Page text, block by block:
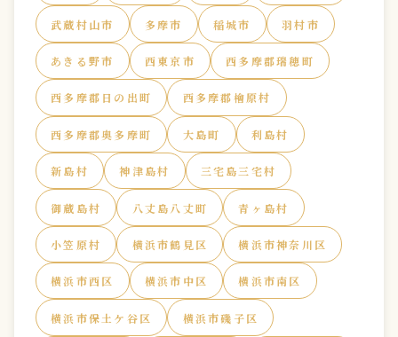
武蔵村山市 多摩市 稲城市 羽村市
あきる野市 西東京市 西多摩郡瑞穂町
西多摩郡日の出町 西多摩郡檜原村
西多摩郡奥多摩町 大島町 利島村
新島村 神津島村 三宅島三宅村
御蔵島村 八丈島八丈町 青ヶ島村
小笠原村 横浜市鶴見区 横浜市神奈川区
横浜市西区 横浜市中区 横浜市南区
横浜市保土ケ谷区 横浜市磯子区